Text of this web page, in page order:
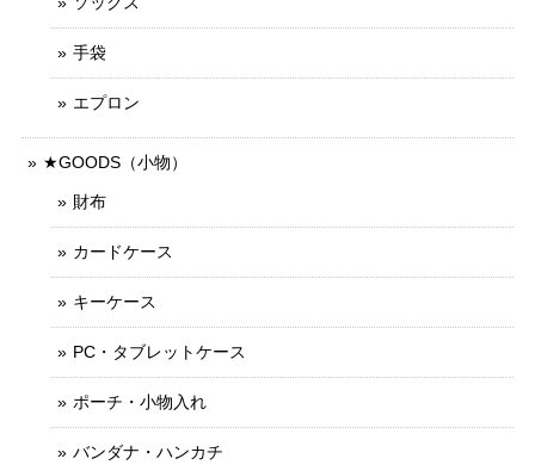
手袋
エプロン
★GOODS（小物）
財布
カードケース
キーケース
PC・タブレットケース
ポーチ・小物入れ
バンダナ・ハンカチ